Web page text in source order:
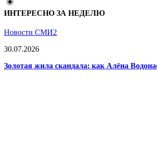
ИНТЕРЕСНО ЗА НЕДЕЛЮ
Новости СМИ2
30.07.2026
Золотая жила скандала: как Алёна